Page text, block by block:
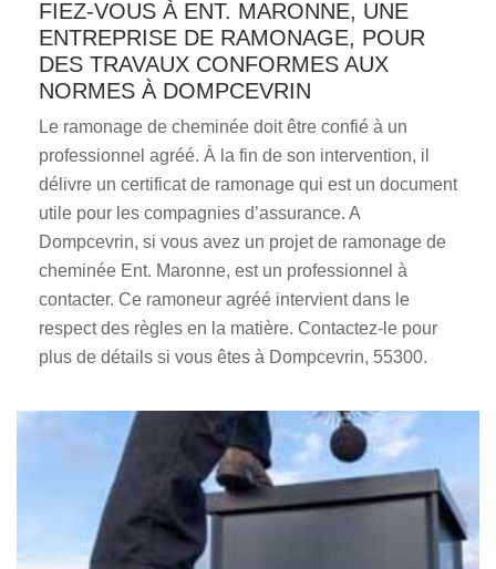
FIEZ-VOUS À ENT. MARONNE, UNE
ENTREPRISE DE RAMONAGE, POUR
DES TRAVAUX CONFORMES AUX
NORMES À DOMPCEVRIN
Le ramonage de cheminée doit être confié à un
professionnel agréé. À la fin de son intervention, il
délivre un certificat de ramonage qui est un document
utile pour les compagnies d’assurance. A
Dompcevrin, si vous avez un projet de ramonage de
cheminée Ent. Maronne, est un professionnel à
contacter. Ce ramoneur agréé intervient dans le
respect des règles en la matière. Contactez-le pour
plus de détails si vous êtes à Dompcevrin, 55300.